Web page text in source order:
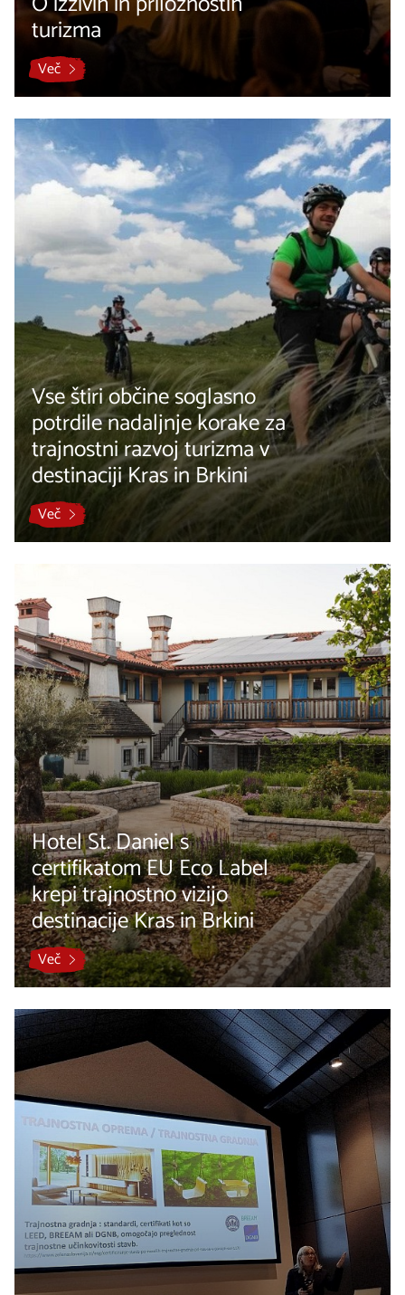
turizma
Več
Vse štiri občine soglasno
potrdile nadaljnje korake za
trajnostni razvoj turizma v
destinaciji Kras in Brkini
Več
Hotel St. Daniel s
certifikatom EU Eco Label
krepi trajnostno vizijo
destinacije Kras in Brkini
Več